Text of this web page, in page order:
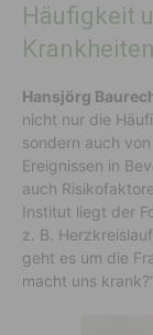
Häufigkeit
Hansjörg
nicht nur die
sondern auch
Ereignissen in
auch
Institut liegt der
z. B.
geht es um die
macht uns